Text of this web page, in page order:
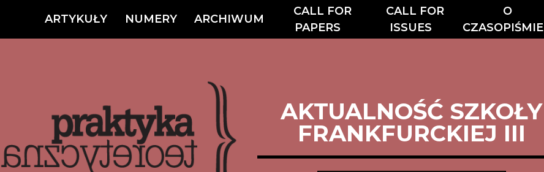
ARTYKUŁY NUMERY ARCHIWUM
CALL FOR
PAPERS
CALL FOR
ISSUES
O
CZASOPIŚMIE
AKTUALNOŚĆ SZKOŁY
FRANKFURCKIEJ III